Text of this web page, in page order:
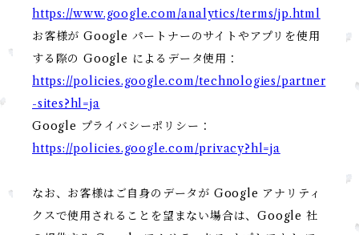
https://www.google.com/analytics/terms/jp.html
お客様が Google パートナーのサイトやアプリを使用
する際の Google によるデータ使用：
https://policies.google.com/technologies/partner
-sites?hl=ja
Google プライバシーポリシー：
https://policies.google.com/privacy?hl=ja
なお、お客様はご自身のデータが Google アナリティ
クスで使用されることを望まない場合は、Google 社